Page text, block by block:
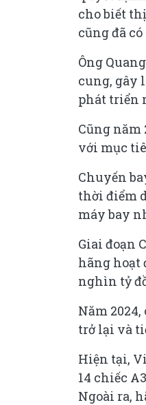
cho biết
cũng đã
Ông
cung, gây
phát triển
Cũng
với mục
Chuyến
thời điểm
máy bay
Giai đoạn
hãng hoạt
nghìn tỷ
Năm
trở lại và
Hiện tại,
14 chiếc
Ngoài ra,